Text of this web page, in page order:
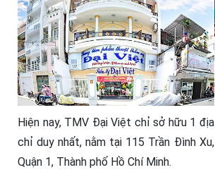
Hiện nay, TMV Đại Việt chỉ sở hữu 1 địa
chỉ duy nhất, nằm tại 115 Trần Đình Xu,
Quận 1, Thành phố Hồ Chí Minh.